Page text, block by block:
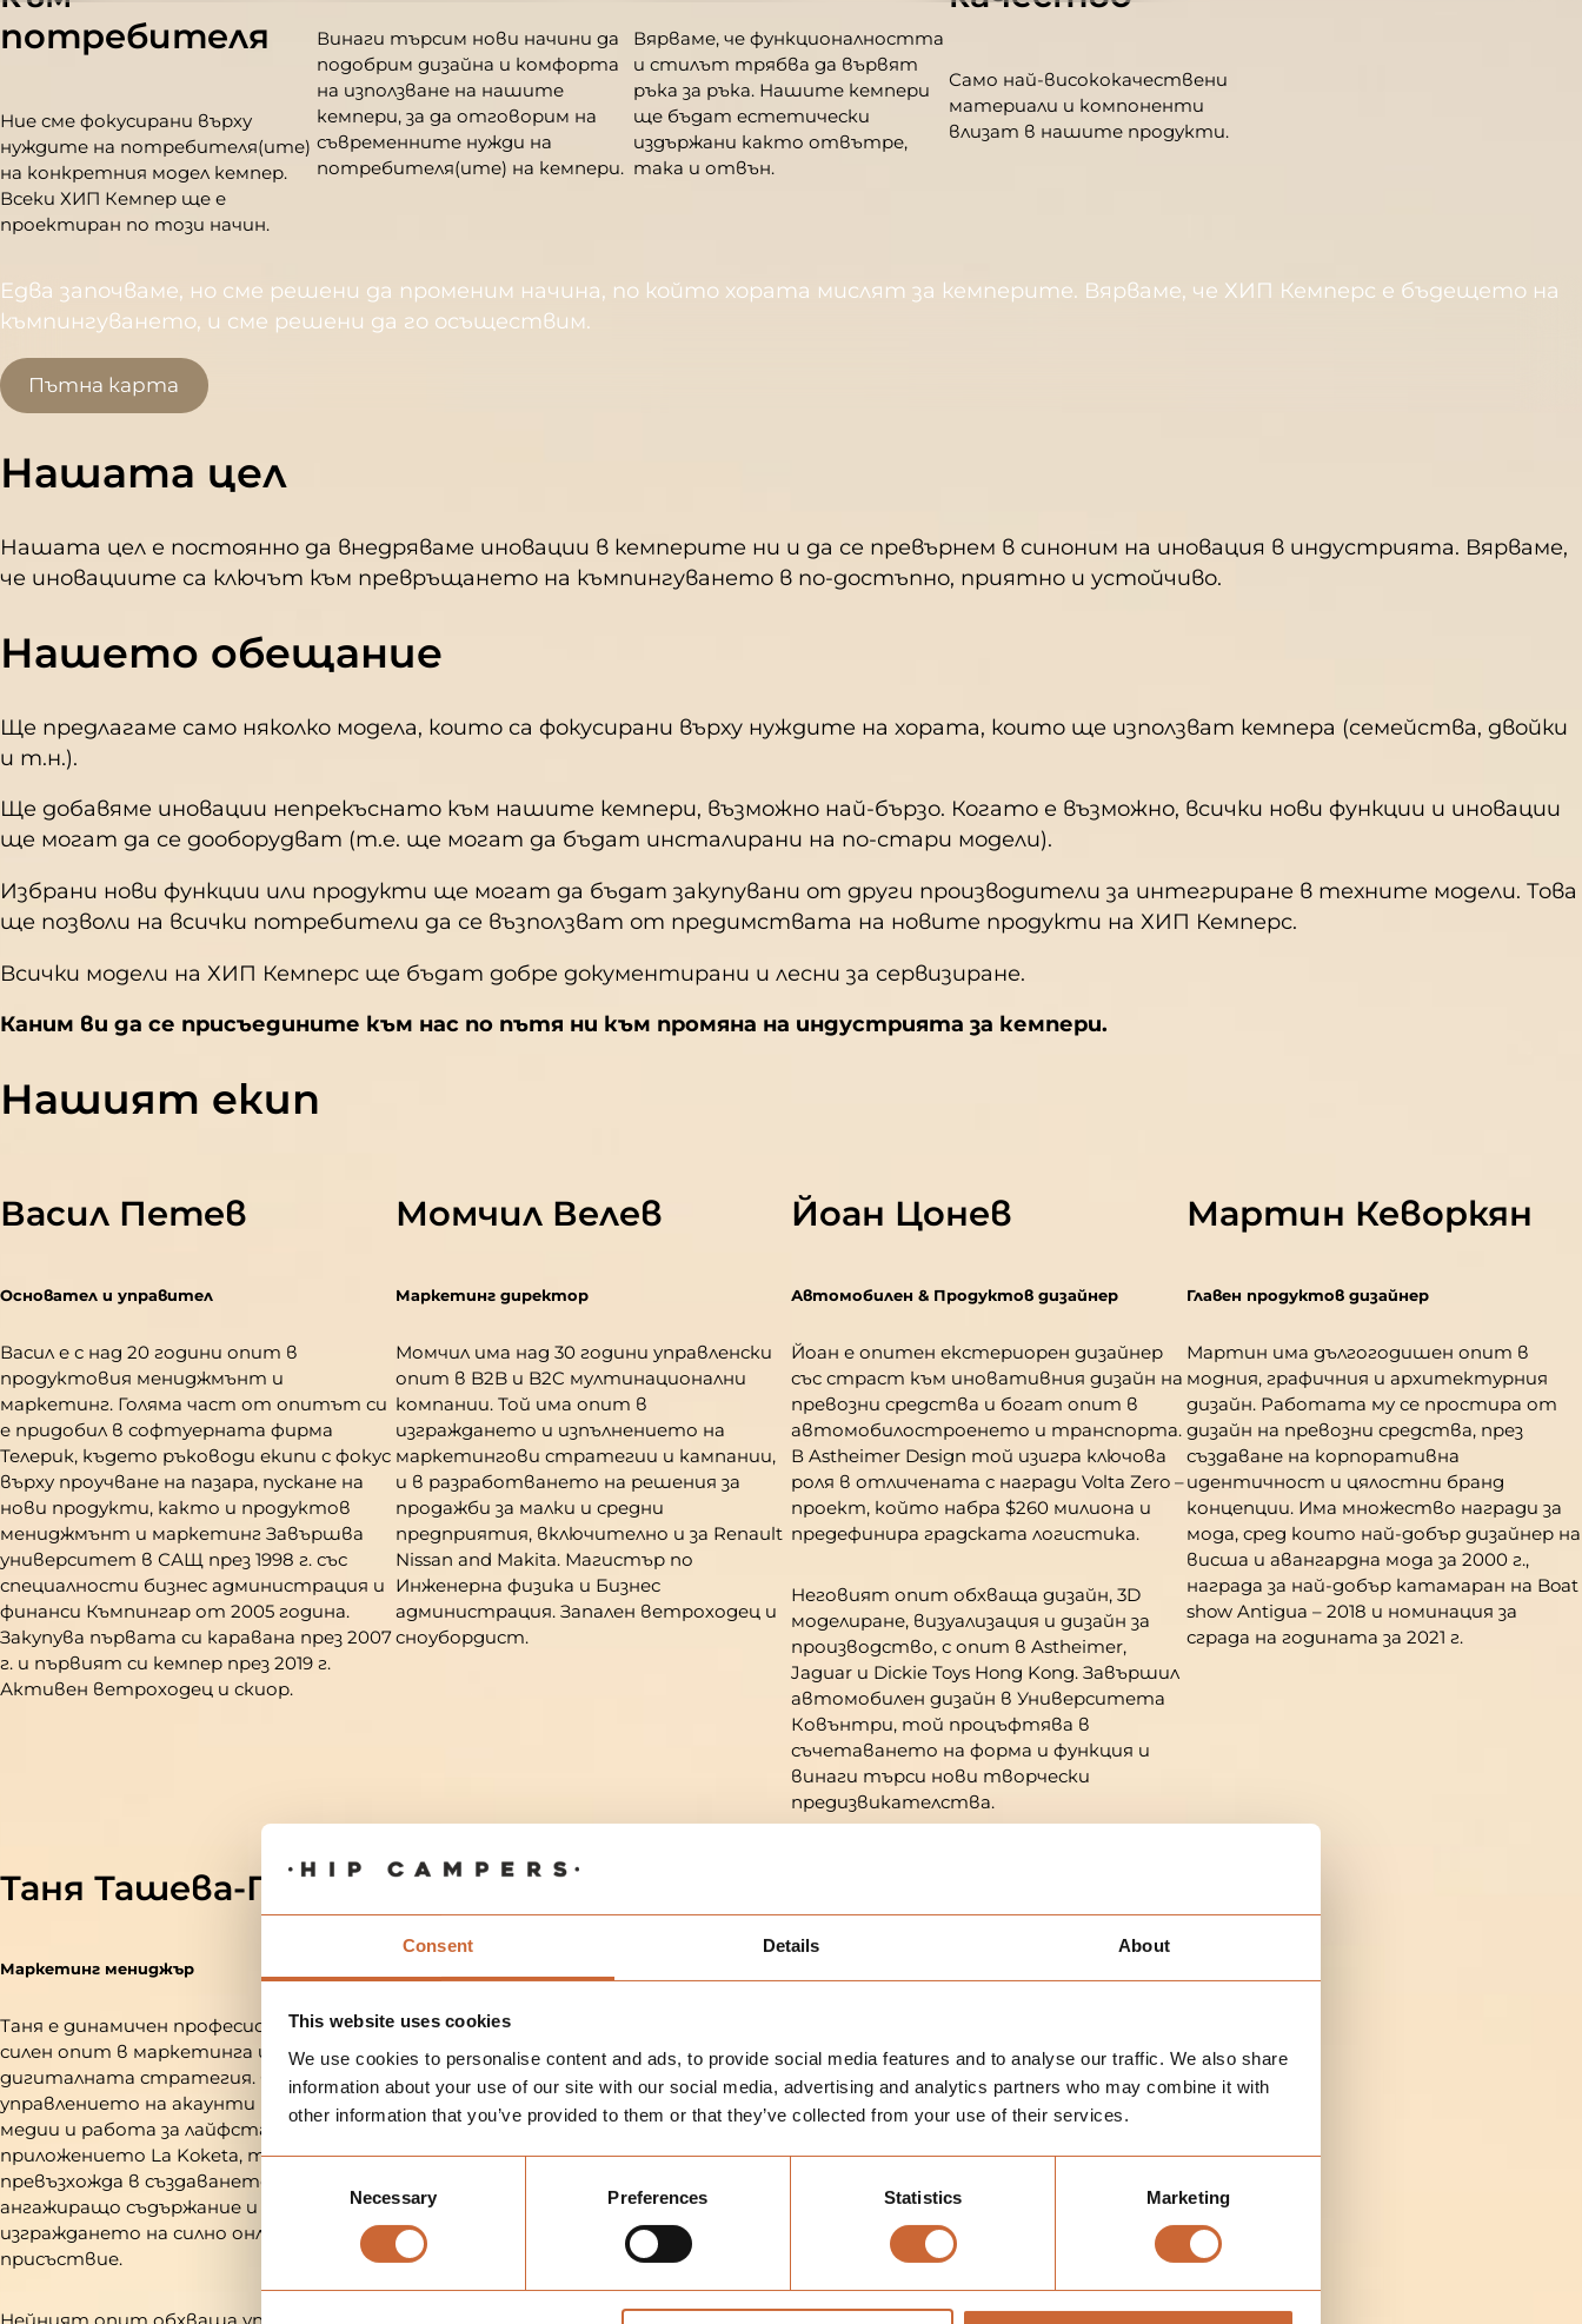
Consent Details About
This website uses cookies
We use cookies to personalise content and ads, to provide social media features and to analyse our traffic. We also share
information about your use of our site with our social media, advertising and analytics partners who may combine it with
other information that you’ve provided to them or that they’ve collected from your use of their services.
Necessary Preferences Statistics Marketing
потребителя
Ние сме фокусирани върху
нуждите на потребителя(ите)
на конкретния модел кемпер.
Всеки ХИП Кемпер ще е
проектиран по този начин.
Винаги търсим нови начини да
подобрим дизайна и комфорта
на използване на нашите
кемпери, за да отговорим на
съвременните нужди на
потребителя(ите) на кемпери.
Вярваме, че функционалността
и стилът трябва да вървят
ръка за ръка. Нашите кемпери
ще бъдат естетически
издържани както отвътре,
така и отвън.
Само най-висококачествени
материали и компоненти
влизат в нашите продукти.
Едва започваме, но сме решени да променим начина, по който хората мислят за кемперите. Вярваме, че ХИП Кемперс е бъдещето на
къмпингуването, и сме решени да го осъществим.
Пътна карта
Нашата цел
Нашата цел е постоянно да внедряваме иновации в кемперите ни и да се превърнем в синоним на иновация в индустрията. Вярваме,
че иновациите са ключът към превръщането на къмпингуването в по-достъпно, приятно и устойчиво.
Нашето обещание
Ще предлагаме само няколко модела, които са фокусирани върху нуждите на хората, които ще използват кемпера (семейства, двойки
и т.н.).
Ще добавяме иновации непрекъснато към нашите кемпери, възможно най-бързо. Когато е възможно, всички нови функции и иновации
ще могат да се дооборудват (т.е. ще могат да бъдат инсталирани на по-стари модели).
Избрани нови функции или продукти ще могат да бъдат закупувани от други производители за интегриране в техните модели. Това
ще позволи на всички потребители да се възползват от предимствата на новите продукти на ХИП Кемперс.
Всички модели на ХИП Кемперс ще бъдат добре документирани и лесни за сервизиране.
Каним ви да се присъедините към нас по пътя ни към промяна на индустрията за кемпери.
Нашият екип
Васил Петев
Основател и управител
Васил е с над 20 години опит в
продуктовия мениджмънт и
маркетинг. Голяма част от опитът си
е придобил в софтуерната фирма
Телерик, където ръководи екипи с фокус
върху проучване на пазара, пускане на
нови продукти, както и продуктов
мениджмънт и маркетинг Завършва
университет в САЩ през 1998 г. със
специалности бизнес администрация и
финанси Къмпингар от 2005 година.
Закупува първата си каравана през 2007
г. и първият си кемпер през 2019 г.
Активен ветроходец и скиор.
Момчил Велев
Маркетинг директор
Момчил има над 30 години управленски
опит в B2B и B2C мултинационални
компании. Той има опит в
изграждането и изпълнението на
маркетингови стратегии и кампании,
и в разработването на решения за
продажби за малки и средни
предприятия, включително и за Renault
Nissan and Makita. Магистър по
Инженерна физика и Бизнес
администрация. Запален ветроходец и
сноубордист.
Йоан Цонев
Автомобилен & Продуктов дизайнер
Йоан е опитен екстериорен дизайнер
със страст към иновативния дизайн на
превозни средства и богат опит в
автомобилостроенето и транспорта.
В Astheimer Design той изигра ключова
роля в отличената с награди Volta Zero –
проект, който набра $260 милиона и
предефинира градската логистика.
Неговият опит обхваща дизайн, 3D
моделиране, визуализация и дизайн за
производство, с опит в Astheimer,
Jaguar и Dickie Toys Hong Kong. Завършил
автомобилен дизайн в Университета
Ковънтри, той процъфтява в
съчетаването на форма и функция и
винаги търси нови творчески
предизвикателства.
Мартин Кеворкян
Главен продуктов дизайнер
Мартин има дългогодишен опит в
модния, графичния и архитектурния
дизайн. Работата му се простира от
дизайн на превозни средства, през
създаване на корпоративна
идентичност и цялостни бранд
концепции. Има множество награди за
мода, сред които най-добър дизайнер на
висша и авангардна мода за 2000 г.,
награда за най-добър катамаран на Boat
show Antigua – 2018 и номинация за
сграда на годината за 2021 г.
Таня Ташева-Петева
Маркетинг мениджър
Таня е динамичен професионалист със
силен опит в маркетинга и
дигиталната стратегия. С опит в
управлението на акаунти в социални
медии и работа за лайфстайл
приложението La Koketa, тя
превъзхожда в създаването на
ангажиращо съдържание и
изграждането на силно онлайн
присъствие.